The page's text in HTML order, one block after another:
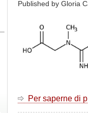
Published byGloria
Per saperne di